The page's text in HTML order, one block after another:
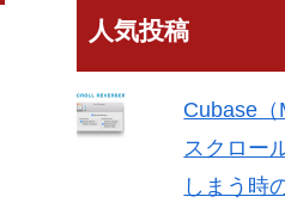
人気投稿
Cubase
スクロー
しまう時